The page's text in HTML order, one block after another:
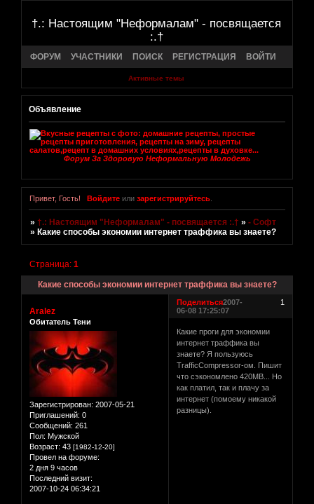
†.: Настоящим "Неформалам" - посвящается
:.†
ФОРУМ УЧАСТНИКИ ПОИСК РЕГИСТРАЦИЯ ВОЙТИ
Активные темы
Объявление
Форум За Здоровую Неформальную Молодежь
Привет, Гость! Войдитеили зарегистрируйтесь.
»†.: Настоящим "Неформалам" - посвящается :.† »- Софт
» Какие способы экономии интернет траффика вы знаете?
Какие способы экономии интернет траффика вы знаете?
Страница:1
Поделиться 1
2007-
06-08 17:25:07
Aralez
Обитатель Тени
Зарегистрирован: 2007-05-21
Приглашений: 0
Сообщений: 261
Пол: Мужской
Возраст: 43 [1982-12-20]
Провел на форуме:
2 дня 9 часов
Последний визит:
2007-10-24 06:34:21
Какие проги для экономии
интернет траффика вы
знаете? Я пользуюсь
TrafficCompressor-ом. Пишит
что сэкономлено 420МВ... Но
как платил, так и плачу за
интернет (помоему никакой
разницы).